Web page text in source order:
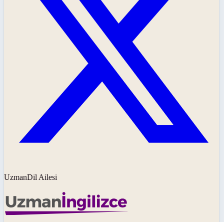
UzmanDil Ailesi